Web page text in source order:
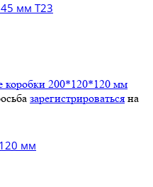
мм Т23
зарегистрироваться на
мм